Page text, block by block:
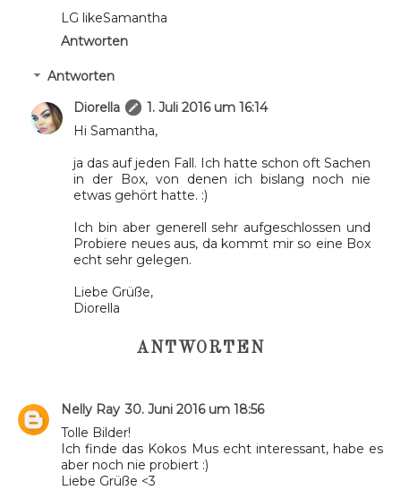
LG likeSamantha
Antworten
Antworten
Diorella
1. Juli 2016 um 16:14
Hi Samantha,
ja das auf jeden Fall. Ich hatte schon oft Sachen
in der Box, von denen ich bislang noch nie
etwas gehört hatte. :)
Ich bin aber generell sehr aufgeschlossen und
Probiere neues aus, da kommt mir so eine Box
echt sehr gelegen.
Liebe Grüße,
Diorella
ANTWORTEN
Nelly Ray 30. Juni 2016 um 18:56
Tolle Bilder!
Ich finde das Kokos Mus echt interessant, habe es
aber noch nie probiert :)
Liebe Grüße <3